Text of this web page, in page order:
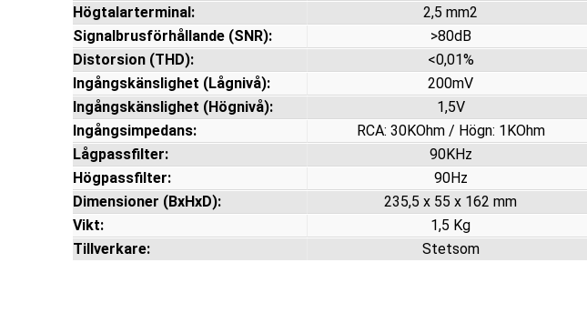
Högtalarterminal:
2,5 mm2
Signalbrusförhållande (SNR):
>80dB
Distorsion (THD):
<0,01%
Ingångskänslighet (Lågnivå):
200mV
Ingångskänslighet (Högnivå):
1,5V
Ingångsimpedans:
RCA: 30KOhm / Högn: 1KOhm
Lågpassfilter:
90KHz
Högpassfilter:
90Hz
Dimensioner (BxHxD):
235,5 x 55 x 162 mm
Vikt:
1,5 Kg
Tillverkare:
Stetsom